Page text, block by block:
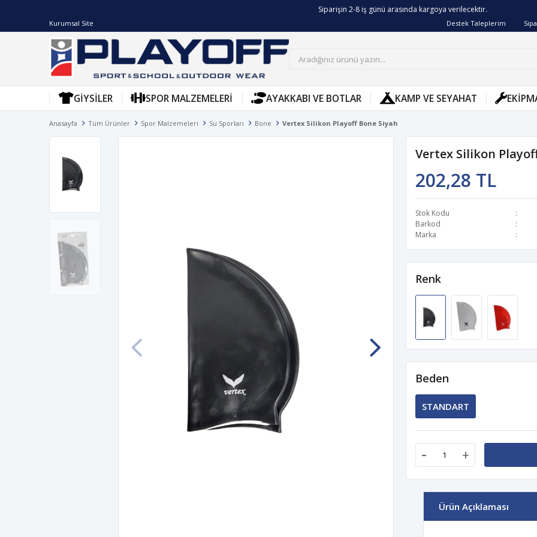
Siparişin 2-8 iş günü arasında kargoya verilecektir.
Kurumsal Site Destek Taleplerim
GIYSILER SPOR MALZEMELERI AYAKKABI VE BOTLAR KAMP VE SEYAHAT
Anasayfa Tüm Ürünler Spor Malzemeleri Su Sporları Bone Vertex Silikon Playoff Bone Siyah
Vertex Silikon
202,28 TL
Stok Kodu
Barkod
Marka
Renk
Beden
STANDART
- +
Ürün Açıklaması